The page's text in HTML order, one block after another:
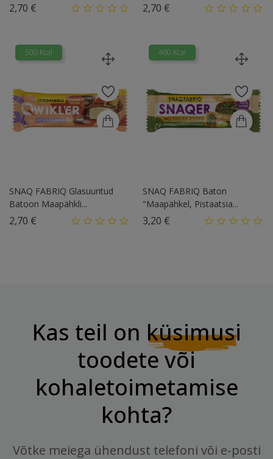
2,70 € 2,70 €
500 Kcal
SNAQ FABRIQ Glasuuritud
Batoon Maapähkli...
2,70 €
460 Kcal
SNAQ FABRIQ Baton
"Maapähkel, Pistaatsia...
3,20 €
Kas teil on küsimusi
toodete või
kohaletoimetamise
kohta?
Võtke meiega ühendust telefoni või e-posti